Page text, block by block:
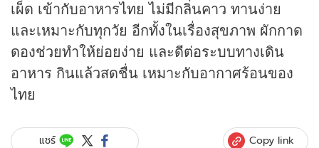
เผ็ด เข้ากับอาหารไทย ไม่มีกลิ่นคาว ทานง่าย
และเหมาะกับทุกวัย อีกทั้งในเรื่องสุขภาพ ผักกาด
ดองช่วยทำให้ย่อยง่าย และดีต่อระบบทางเดิน
อาหาร กินแล้วสดชื่น เหมาะกับอากาศร้อนของ
ไทย
แชร์ Copy link